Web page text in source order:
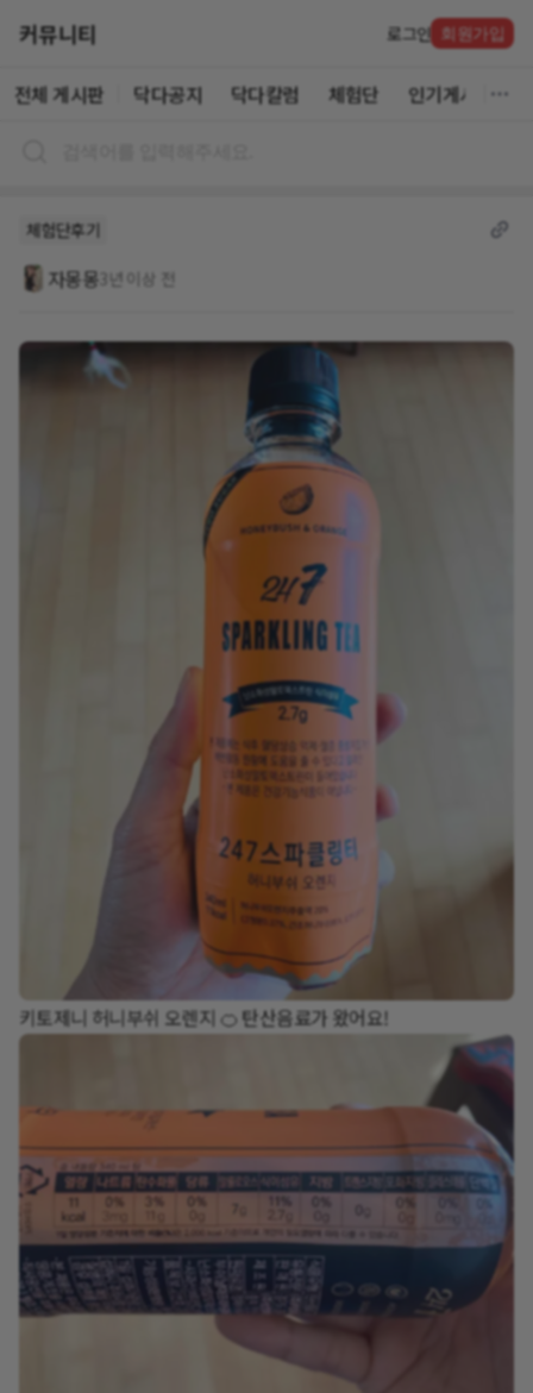
커뮤니티 로그인 회원가입
전체 게시판 닥다공지 닥다칼럼 체험단 인기게시글
체험단후기
자몽몽 3년 이상 전
키토제니 허니부쉬 오렌지 🍊 탄산음료가 왔어요!